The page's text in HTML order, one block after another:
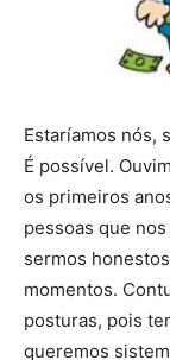
Estaríamos nós,
É possível.
os primeiros
pessoas que
sermos
momentos.
posturas, pois
queremos